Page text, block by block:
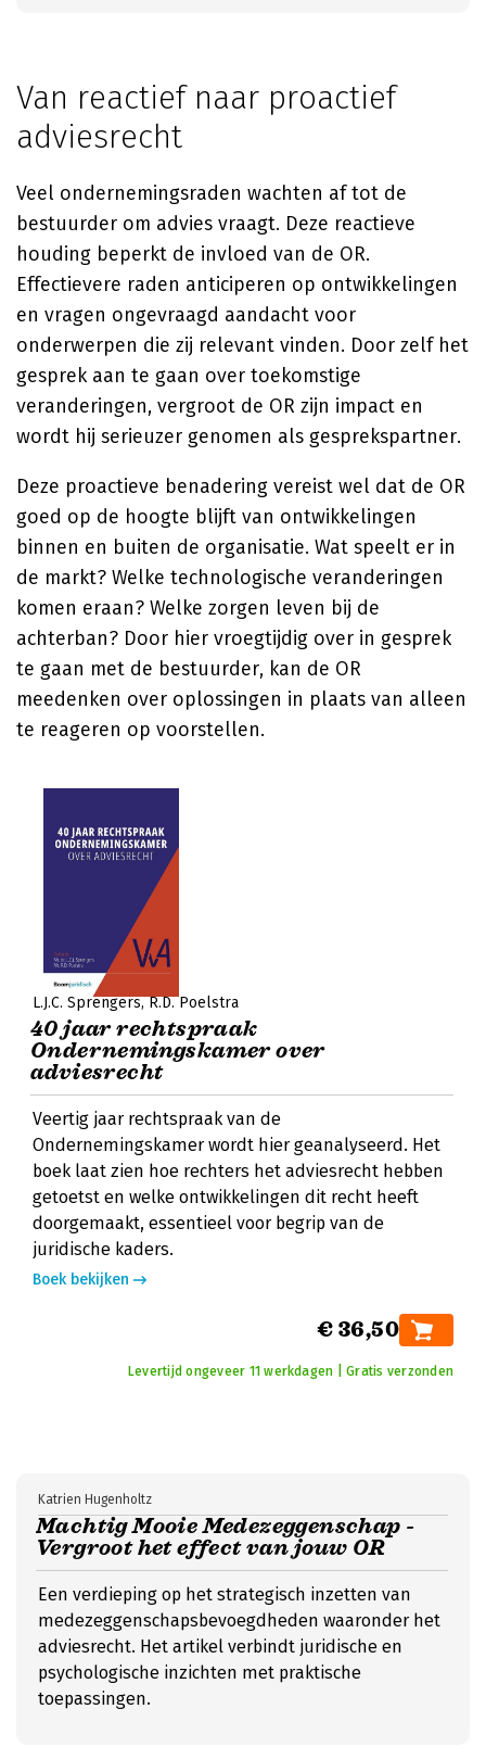
Van reactief naar proactief
adviesrecht
Veel ondernemingsraden wachten af tot de
bestuurder om advies vraagt. Deze reactieve
houding beperkt de invloed van de OR.
Effectievere raden anticiperen op ontwikkelingen
en vragen ongevraagd aandacht voor
onderwerpen die zij relevant vinden. Door zelf het
gesprek aan te gaan over toekomstige
veranderingen, vergroot de OR zijn impact en
wordt hij serieuzer genomen als gesprekspartner.
Deze proactieve benadering vereist wel dat de OR
goed op de hoogte blijft van ontwikkelingen
binnen en buiten de organisatie. Wat speelt er in
de markt? Welke technologische veranderingen
komen eraan? Welke zorgen leven bij de
achterban? Door hier vroegtijdig over in gesprek
te gaan met de bestuurder, kan de OR
meedenken over oplossingen in plaats van alleen
te reageren op voorstellen.
L.J.C. Sprengers R.D. Poelstra
40 jaar rechtspraak
Ondernemingskamer over
adviesrecht
Veertig jaar rechtspraak van de
Ondernemingskamer wordt hier geanalyseerd. Het
boek laat zien hoe rechters het adviesrecht hebben
getoetst en welke ontwikkelingen dit recht heeft
doorgemaakt, essentieel voor begrip van de
juridische kaders.
Boek bekijken
€ 36,50
Levertijd ongeveer 11 werkdagen | Gratis verzonden
Machtig Mooie Medezeggenschap -
Vergroot het effect van jouw OR
Katrien Hugenholtz
Een verdieping op het strategisch inzetten van
medezeggenschapsbevoegdheden waaronder het
adviesrecht. Het artikel verbindt juridische en
psychologische inzichten met praktische
toepassingen.